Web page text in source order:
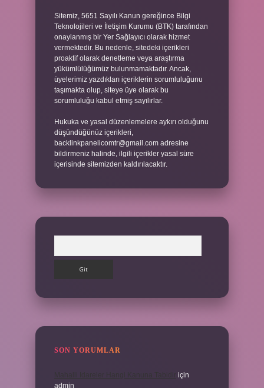
Sitemiz, 5651 Sayılı Kanun gereğince Bilgi
Teknolojileri ve İletişim Kurumu (BTK) tarafından
onaylanmış bir Yer Sağlayıcı olarak hizmet
vermektedir. Bu nedenle, sitedeki içerikleri
proaktif olarak denetleme veya araştırma
yükümlülüğümüz bulunmamaktadır. Ancak,
üyelerimiz yazdıkları içeriklerin sorumluluğunu
taşımakta olup, siteye üye olarak bu
sorumluluğu kabul etmiş sayılırlar.
Hukuka ve yasal düzenlemelere aykırı olduğunu
düşündüğünüz içerikleri,
backlinkpanelicomtr@gmail.com adresine
bildirmeniz halinde, ilgili içerikler yasal süre
içerisinde sitemizden kaldırılacaktır.
SON YORUMLAR
için
admin